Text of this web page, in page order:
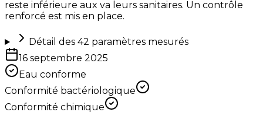
reste inférieure aux va leurs sanitaires. Un contrôle
renforcé est mis en place.
Détail des 42 paramètres mesurés
16 septembre 2025
Eau conforme
Conformité bactériologique
Conformité chimique